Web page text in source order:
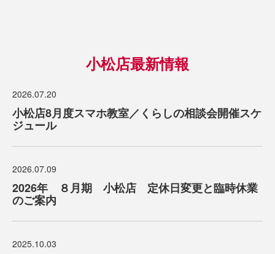
小松店最新情報
2026.07.20
小松店8月度スマホ教室／くらしの相談会開催スケ
ジュール
2026.07.09
2026年 ８月期 小松店 定休日変更と臨時休業
のご案内
2025.10.03